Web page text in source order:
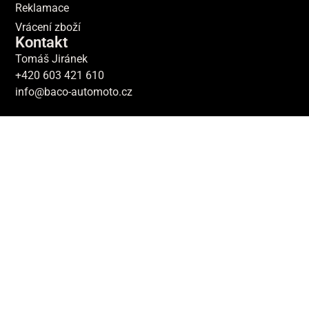
Reklamace
Vrácení zboží
Kontakt
Tomáš Jiránek
+420 603 421 610
info@baco-automoto.cz